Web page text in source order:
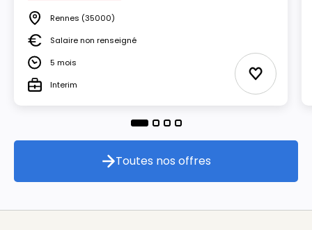
Lieu Rennes (35000)
SalaireSalaire non renseigné
Durée5 mois
TypeInterim Ajouter
Toutes nos offres
Toutes nos offres